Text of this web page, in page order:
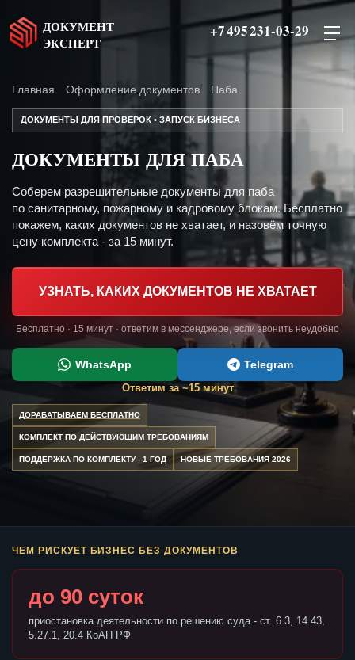
ДОКУМЕНТ
ЭКСПЕРТ
+7 495 231-03-29
Главная Оформление документов Паба
ДОКУМЕНТЫ ДЛЯ ПРОВЕРОК • ЗАПУСК БИЗНЕСА
ДОКУМЕНТЫ ДЛЯ ПАБА
Соберем разрешительные документы для паба
по санитарному, пожарному и кадровому блокам. Бесплатно
покажем, каких документов не хватает, и назовём точную
цену комплекта - за 15 минут.
УЗНАТЬ, КАКИХ ДОКУМЕНТОВ НЕ ХВАТАЕТ
Бесплатно · 15 минут · ответим в мессенджере, если звонить неудобно
WhatsApp Telegram
Ответим за ~15 минут
ДОРАБАТЫВАЕМ БЕСПЛАТНО
КОМПЛЕКТ ПО ДЕЙСТВУЮЩИМ ТРЕБОВАНИЯМ
ПОДДЕРЖКА ПО КОМПЛЕКТУ - 1 ГОД НОВЫЕ ТРЕБОВАНИЯ 2026
ЧЕМ РИСКУЕТ БИЗНЕС БЕЗ ДОКУМЕНТОВ
до 90 суток
приостановка деятельности по решению суда - ст. 6.3, 14.43,
5.27.1, 20.4 КоАП РФ